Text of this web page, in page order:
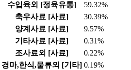
수입육외 [정육유통]
59.32%
축우사료 [사료]
30.39%
양계사료 [사료]
9.57%
기타사료 [사료]
0.31%
조사료외 [사료]
0.22%
경마,한식,물류외 [기타] 0.19%